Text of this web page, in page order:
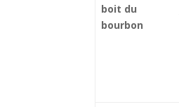
boit du
bourbon